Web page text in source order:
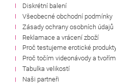
Diskrétní balení
Všeobecné obchodní podmínky
Zásady ochrany osobních údajů
Reklamace a vrácení zboží
Proč testujeme erotické
Proč točím videonávody a
Tabulka velikostí
Naši partneři